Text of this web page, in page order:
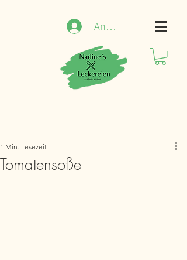
Anmelden
Tomatensoße
1 Min. Lesezeit